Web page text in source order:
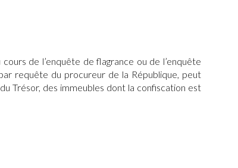
de l’enquête de flagrance ou de l’enquête
requête du procureur de la République, peut
Trésor, des immeubles dont la confiscation est